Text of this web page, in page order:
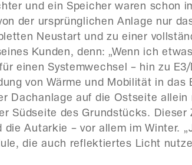
und ein Speicher waren schon
der ursprünglichen Anlage nur
Neustart und zu einer
Kunden, denn: „Wenn ich
einen Systemwechsel – hin zu E3/
von Wärme und Mobilität in
Dachanlage auf die Ostseite
Südseite des Grundstücks.
die Autarkie – vor allem im Winter.
die auch reflektiertes Licht